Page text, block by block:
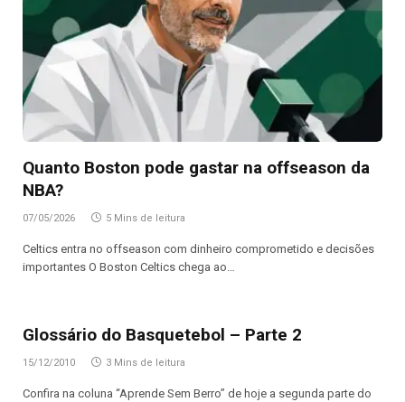
Quanto Boston pode gastar na offseason da
NBA?
07/05/2026 5 Mins de leitura
Celtics entra no offseason com dinheiro comprometido e decisões
importantes O Boston Celtics chega ao…
Glossário do Basquetebol – Parte 2
15/12/2010 3 Mins de leitura
Confira na coluna “Aprende Sem Berro” de hoje a segunda parte do